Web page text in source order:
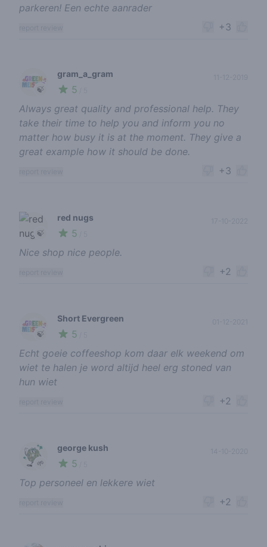
parkeren! Een echte aanrader
+3
🍃
gram_a_gram
5
Always great quality and professional help. They
take their time to help you and inform you no
matter how busy it is at the moment. They give a
great example how it should be done.
+3
🍃
red nugs
5
Nice shop nice people.
+2
🍃
Short Evergreen
5
Echt goeie coffeeshop kom daar elk weekend om
wiet te halen je word altijd heel erg stoned van
hun wiet
+2
🌱
george kush
5
Top personeel en lekkere wiet
+2